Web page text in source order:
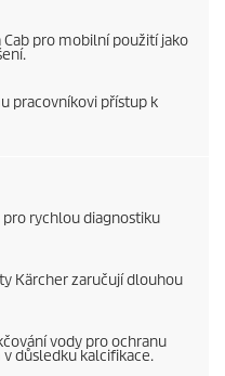
Cab pro mobilní použití jako
pracovníkovi přístup k
rychlou diagnostiku
Kärcher zaručují dlouhou
vody pro ochranu
důsledku kalcifikace.